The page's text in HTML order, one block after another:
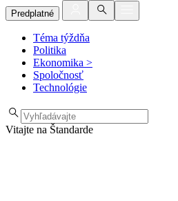
Predplatné
Téma týždňa
Politika
Ekonomika >
Spoločnosť
Technológie
Vitajte na Štandarde